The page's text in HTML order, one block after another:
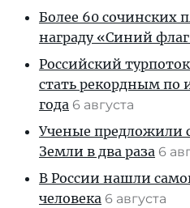
Более 60 сочинских
награду «Синий
Российский
стать рекордным по
года 6 августа
Ученые предложили
Земли в два раза 6
В России нашли
человека 6 августа